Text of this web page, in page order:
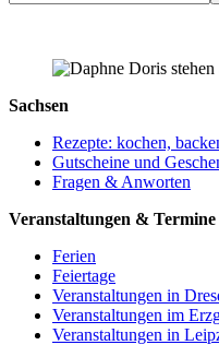
Sachsen
Rezepte: kochen,
Gutscheine und
Fragen & Anworten
Veranstaltungen & Termine
Ferien
Feiertage
Veranstaltungen in
Veranstaltungen im
Veranstaltungen in